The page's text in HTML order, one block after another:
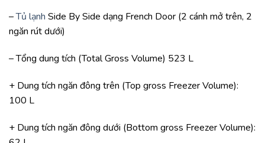
–Tủ lạnh Side By Side dạng French Door (2 cánh mở trên, 2
ngăn rút dưới)
– Tổng dung tích (Total Gross Volume) 523 L
+ Dung tích ngăn đông trên (Top gross Freezer Volume):
100 L
+ Dung tích ngăn đông dưới (Bottom gross Freezer Volume):